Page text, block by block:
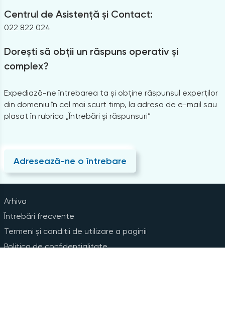
Centrul de Asistență și Contact:
022 822 024
Dorești să obții un răspuns operativ și
complex?
Expediază-ne întrebarea ta și obține răspunsul experților
din domeniu în cel mai scurt timp, la adresa de e-mail sau
plasat în rubrica „Întrebări și răspunsuri”
Adresează-ne o întrebare
Arhiva
Întrebări frecvente
Termeni și condiții de utilizare a paginii
Politica de confidențialitate